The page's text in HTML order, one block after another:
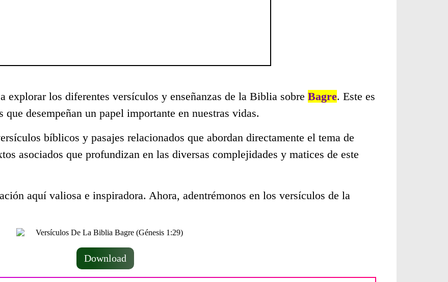
explorar los diferentes versículos y enseñanzas de la Biblia sobre Bagre. Este es
desempeñan un papel importante en nuestras vidas.
bíblicos y pasajes relacionados que abordan directamente el tema de
asociados que profundizan en las diversas complejidades y matices de este
aquí valiosa e inspiradora. Ahora, adentrémonos en los versículos de la
Download